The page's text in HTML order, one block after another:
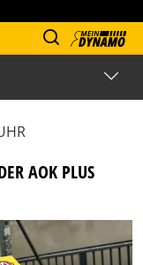
AOK PLUS